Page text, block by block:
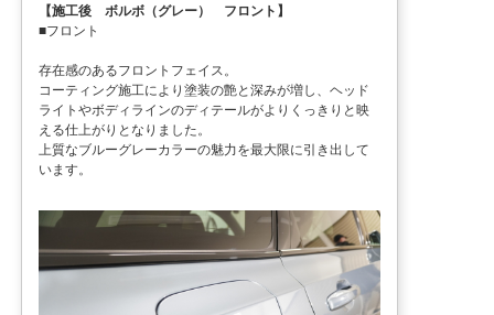
【施工後 ボルボ（グレー） フロント】
■フロント
存在感のあるフロントフェイス。
コーティング施工により塗装の艶と深みが増し、ヘッド
ライトやボディラインのディテールがよりくっきりと映
える仕上がりとなりました。
上質なブルーグレーカラーの魅力を最大限に引き出して
います。